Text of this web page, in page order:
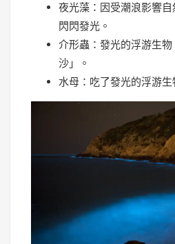
夜光藻：因受潮浪影響
閃閃發光。
介形蟲：發光的浮游生
沙」。
水母：吃了發光的浮游生